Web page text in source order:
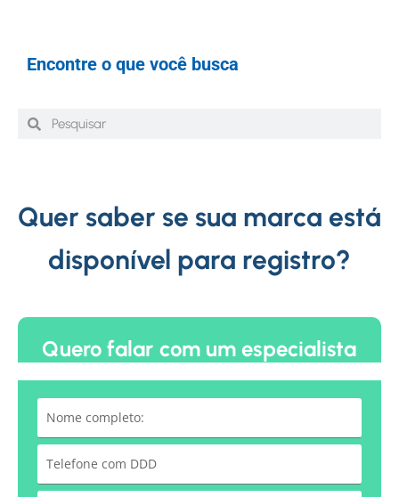
Encontre o que você busca
Quer saber se sua marca está
disponível para registro?
Quero falar com um especialista